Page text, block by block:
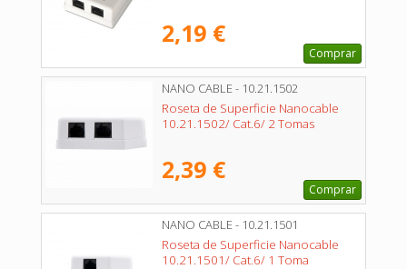
2,19 €
Comprar
NANO CABLE - 10.21.1502
Roseta de Superficie Nanocable
10.21.1502/ Cat.6/ 2 Tomas
2,39 €
Comprar
NANO CABLE - 10.21.1501
Roseta de Superficie Nanocable
10.21.1501/ Cat.6/ 1 Toma